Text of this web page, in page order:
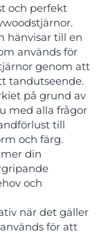
och perfekt
hänvisar till en
används för
genom att
tandutseende.
på grund av
med alla frågor
till
och färg.
din
och
när det gäller
för att